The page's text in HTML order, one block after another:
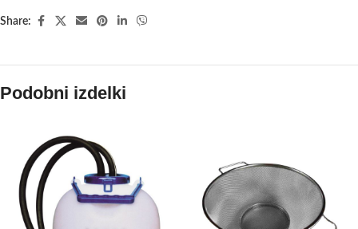
Share:
Podobni izdelki